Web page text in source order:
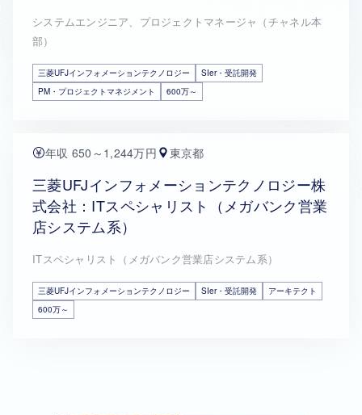
システムエンジニア、プロジェクトマネージャ（チャネル本
部）
三菱UFJインフォメーションテクノロジー
SIer・受託開発
PM・プロジェクトマネジメント
600万～
年収 650～1,244万円 東京都
三菱UFJインフォメーションテクノロジー株
式会社：ITスペシャリスト（メガバンク営業
店システム系）
ITスペシャリスト（メガバンク営業店システム系）
三菱UFJインフォメーションテクノロジー SIer・受託開発
アーキテクト
600万～